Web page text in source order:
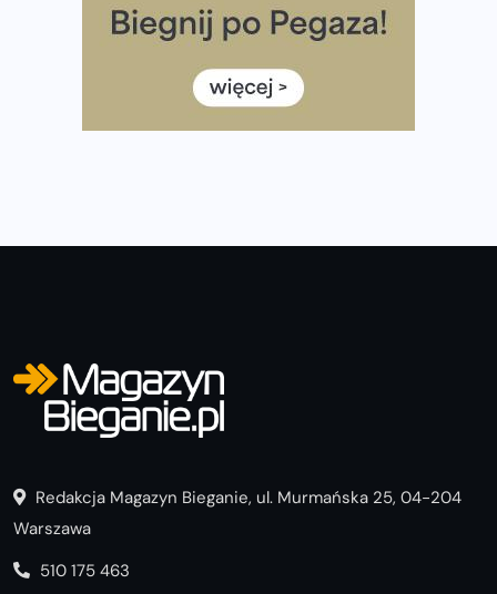
Ile razy w tygodniu biegać? 3 treningi wystarczą? Jak
często biegać, żeby robić postępy
Już w ten weekend! Przed nami Nocny Portowy Maraton
i Półmaraton Szczeciński. Wszystko, co warto wiedzieć
Redakcja Magazyn Bieganie, ul. Murmańska 25, 04-204
Warszawa
510 175 463